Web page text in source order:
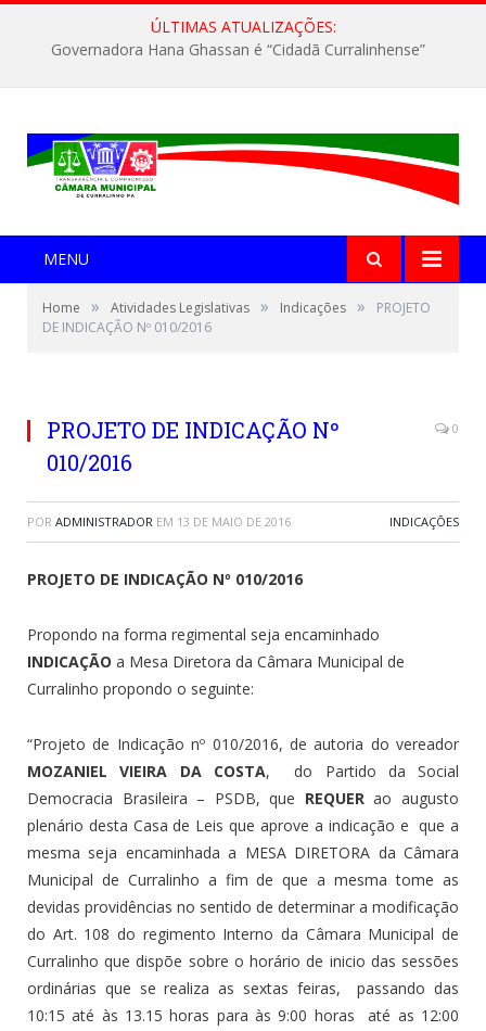
ÚLTIMAS ATUALIZAÇÕES:
Governadora Hana Ghassan é “Cidadã Curralinhense”
MENU
Home » Atividades Legislativas » Indicações »
PROJETO
DE INDICAÇÃO Nº 010/2016
PROJETO DE INDICAÇÃO Nº
010/2016
0
POR ADMINISTRADOR EM 13 DE MAIO DE 2016 INDICAÇÕES
PROJETO DE INDICAÇÃO Nº 010/2016
Propondo na forma regimental seja encaminhado
INDICAÇÃO a Mesa Diretora da Câmara Municipal de
Curralinho propondo o seguinte:
“Projeto de Indicação nº 010/2016, de autoria do vereador
MOZANIEL VIEIRA DA COSTA, do Partido da Social
Democracia Brasileira – PSDB, que REQUERao augusto
plenário desta Casa de Leis que aprove a indicação e que a
mesma seja encaminhada a MESA DIRETORA da Câmara
Municipal de Curralinho a fim de que a mesma tome as
devidas providências no sentido de determinar a modificação
do Art. 108 do regimento Interno da Câmara Municipal de
Curralinho que dispõe sobre o horário de inicio das sessões
ordinárias que se realiza as sextas feiras, passando das
10:15 até às 13.15 horas para às 9:00 horas até as 12:00